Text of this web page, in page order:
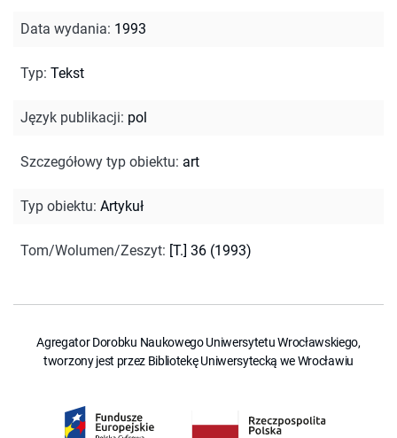
Data wydania: 1993
Typ: Tekst
Język publikacji: pol
Szczegółowy typ obiektu: art
Typ obiektu: Artykuł
Tom/Wolumen/Zeszyt: [T.] 36 (1993)
Agregator Dorobku Naukowego Uniwersytetu Wrocławskiego,
tworzony jest przez Bibliotekę Uniwersytecką we Wrocławiu